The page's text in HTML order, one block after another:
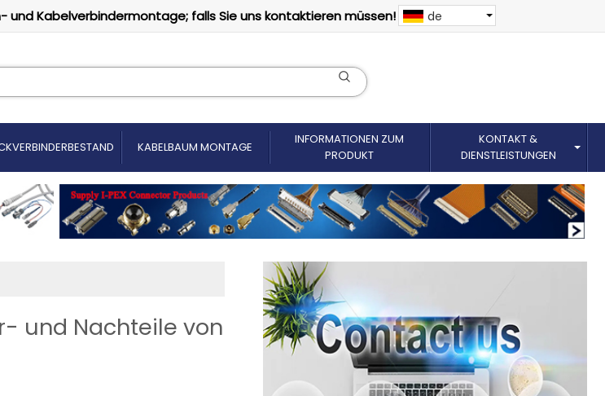
Kabelverbindermontage; falls Sie uns kontaktieren müssen! de
KABELBAUM MONTAGE
INFORMATIONEN ZUM
PRODUKT
KONTAKT &
DIENSTLEISTUNGEN
und Nachteile von